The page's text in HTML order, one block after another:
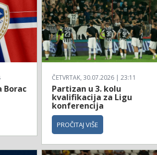
Borac
ČETVRTAK, 30.07.2026 | 23:11
Partizan u 3. kolu
kvalifikacija za Ligu
konferencija
PROČITAJ VIŠE